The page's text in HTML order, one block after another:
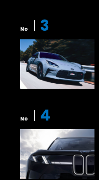
No 3
No 4